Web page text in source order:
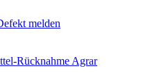
melden
Rücknahme Agrar